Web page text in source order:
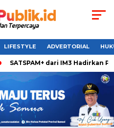
LIFESTYLE ADVERTORIAL
SATSPAM+ dari IM3 Hadirkan